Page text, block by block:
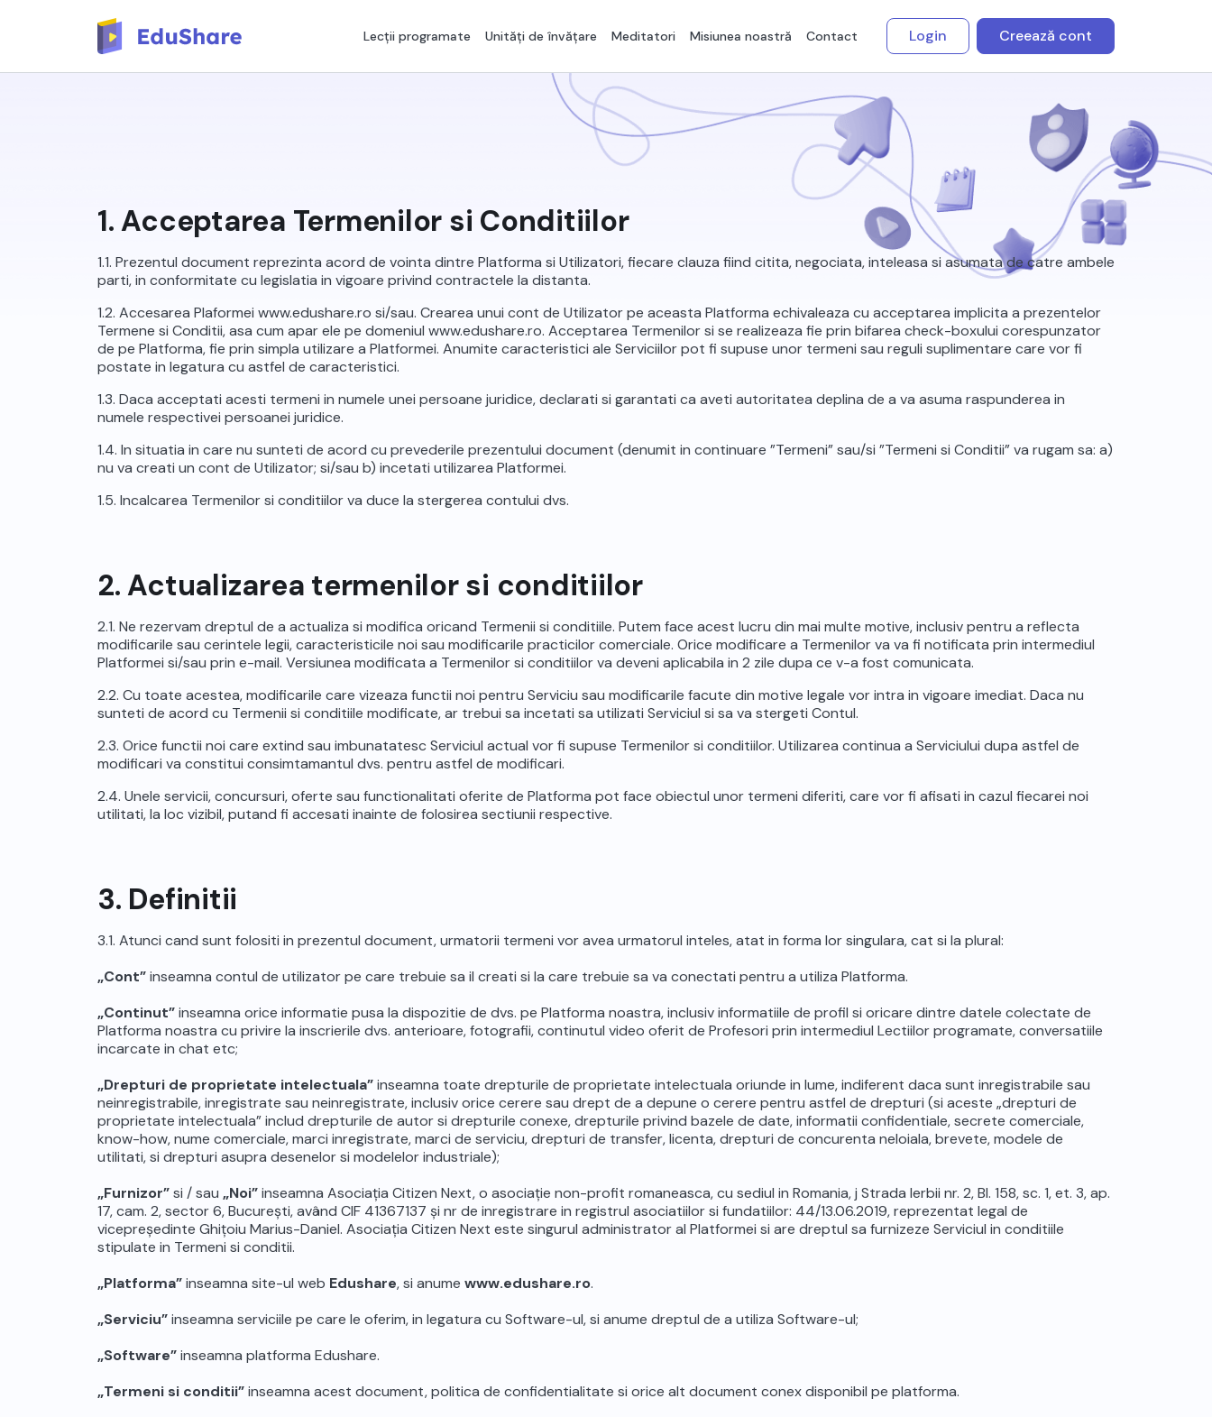
Lecții programate Unități de învățare Meditatori Misiunea noastră Contact Login Creează cont
1. Acceptarea Termenilor si Conditiilor
1.1. Prezentul document reprezinta acord de vointa dintre Platforma si Utilizatori, fiecare clauza fiind citita, negociata, inteleasa si asumata de catre ambele
parti, in conformitate cu legislatia in vigoare privind contractele la distanta.
1.2. Accesarea Plaformei www.edushare.ro si/sau. Crearea unui cont de Utilizator pe aceasta Platforma echivaleaza cu acceptarea implicita a prezentelor
Termene si Conditii, asa cum apar ele pe domeniul www.edushare.ro. Acceptarea Termenilor si se realizeaza fie prin bifarea check-boxului corespunzator
de pe Platforma, fie prin simpla utilizare a Platformei. Anumite caracteristici ale Serviciilor pot fi supuse unor termeni sau reguli suplimentare care vor fi
postate in legatura cu astfel de caracteristici.
1.3. Daca acceptati acesti termeni in numele unei persoane juridice, declarati si garantati ca aveti autoritatea deplina de a va asuma raspunderea in
numele respectivei persoanei juridice.
1.4. In situatia in care nu sunteti de acord cu prevederile prezentului document (denumit in continuare ”Termeni” sau/si ”Termeni si Conditii” va rugam sa: a)
nu va creati un cont de Utilizator; si/sau b) incetati utilizarea Platformei.
1.5. Incalcarea Termenilor si conditiilor va duce la stergerea contului dvs.
2. Actualizarea termenilor si conditiilor
2.1. Ne rezervam dreptul de a actualiza si modifica oricand Termenii si conditiile. Putem face acest lucru din mai multe motive, inclusiv pentru a reflecta
modificarile sau cerintele legii, caracteristicile noi sau modificarile practicilor comerciale. Orice modificare a Termenilor va va fi notificata prin intermediul
Platformei si/sau prin e-mail. Versiunea modificata a Termenilor si conditiilor va deveni aplicabila in 2 zile dupa ce v-a fost comunicata.
2.2. Cu toate acestea, modificarile care vizeaza functii noi pentru Serviciu sau modificarile facute din motive legale vor intra in vigoare imediat. Daca nu
sunteti de acord cu Termenii si conditiile modificate, ar trebui sa incetati sa utilizati Serviciul si sa va stergeti Contul.
2.3. Orice functii noi care extind sau imbunatatesc Serviciul actual vor fi supuse Termenilor si conditiilor. Utilizarea continua a Serviciului dupa astfel de
modificari va constitui consimtamantul dvs. pentru astfel de modificari.
2.4. Unele servicii, concursuri, oferte sau functionalitati oferite de Platforma pot face obiectul unor termeni diferiti, care vor fi afisati in cazul fiecarei noi
utilitati, la loc vizibil, putand fi accesati inainte de folosirea sectiunii respective.
3. Definitii
3.1. Atunci cand sunt folositi in prezentul document, urmatorii termeni vor avea urmatorul inteles, atat in forma lor singulara, cat si la plural:
„Cont”inseamna contul de utilizator pe care trebuie sa il creati si la care trebuie sa va conectati pentru a utiliza Platforma.
„Continut”inseamna orice informatie pusa la dispozitie de dvs. pe Platforma noastra, inclusiv informatiile de profil si oricare dintre datele colectate de
Platforma noastra cu privire la inscrierile dvs. anterioare, fotografii, continutul video oferit de Profesori prin intermediul Lectiilor programate, conversatiile
incarcate in chat etc;
„Drepturi de proprietate intelectuala”inseamna toate drepturile de proprietate intelectuala oriunde in lume, indiferent daca sunt inregistrabile sau
neinregistrabile, inregistrate sau neinregistrate, inclusiv orice cerere sau drept de a depune o cerere pentru astfel de drepturi (si aceste „drepturi de
proprietate intelectuala” includ drepturile de autor si drepturile conexe, drepturile privind bazele de date, informatii confidentiale, secrete comerciale,
know-how, nume comerciale, marci inregistrate, marci de serviciu, drepturi de transfer, licenta, drepturi de concurenta neloiala, brevete, modele de
utilitati, si drepturi asupra desenelor si modelelor industriale);
„Furnizor”si / sau „Noi”inseamna Asociația Citizen Next, o asociație non-profit romaneasca, cu sediul in Romania, j Strada Ierbii nr. 2, Bl. 158, sc. 1, et. 3, ap.
17, cam. 2, sector 6, București, având CIF 41367137 și nr de inregistrare in registrul asociatiilor si fundatiilor: 44/13.06.2019, reprezentat legal de
vicepreședinte Ghițoiu Marius-Daniel. Asociația Citizen Next este singurul administrator al Platformei si are dreptul sa furnizeze Serviciul in conditiile
stipulate in Termeni si conditii.
„Platforma”inseamna site-ul web Edushare, si anume www.edushare.ro.
„Serviciu”inseamna serviciile pe care le oferim, in legatura cu Software-ul, si anume dreptul de a utiliza Software-ul;
„Software”inseamna platforma Edushare.
„Termeni si conditii”inseamna acest document, politica de confidentialitate si orice alt document conex disponibil pe platforma.